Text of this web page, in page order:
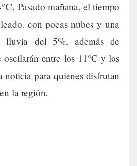
Pasado mañana, el tiempo
con pocas nubes y una
lluvia del 5%, además de
oscilarán entre los 11°C y los
noticia para quienes disfrutan
la región.